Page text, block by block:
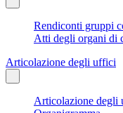
Rendiconti gruppi
Atti degli organi di
Articolazione degli uffici
Articolazione degli